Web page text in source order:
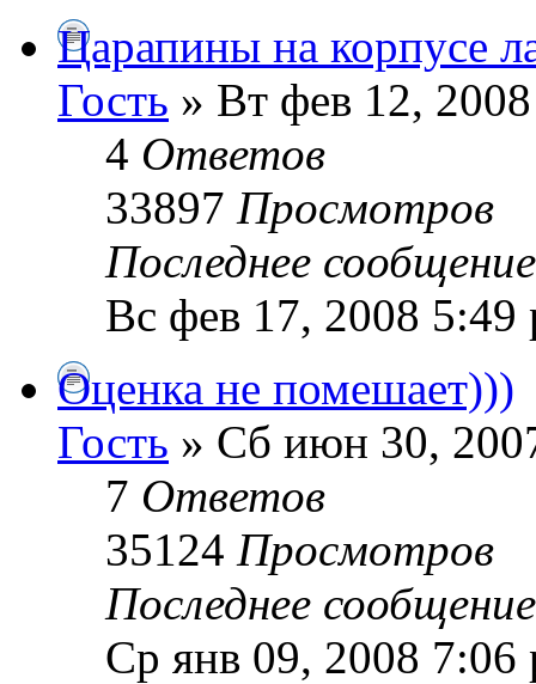
Царапины на корпусе
Гость » Вт фев 12,
4 Ответов
33897 Просмотров
Последнее
Вс фев 17, 2008 5:49
Оценка не помешает)))
Гость » Сб июн 30,
7 Ответов
35124 Просмотров
Последнее
Ср янв 09, 2008 7:06